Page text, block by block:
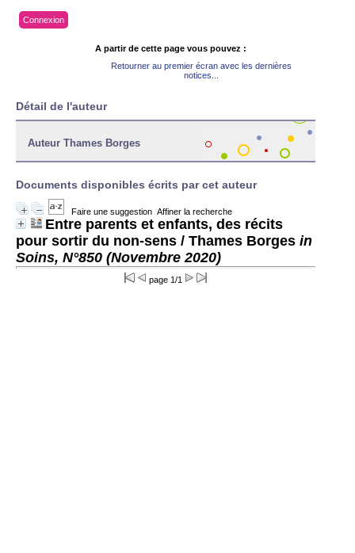
Connexion
A partir de cette page vous pouvez :
Retourner au premier écran avec les dernières
notices...
Détail de l'auteur
Auteur Thames Borges
Documents disponibles écrits par cet auteur
Faire une suggestion Affiner la recherche
Entre parents et enfants, des récits
pour sortir du non-sens / Thames Borges in
Soins, N°850 (Novembre 2020)
page 1/1